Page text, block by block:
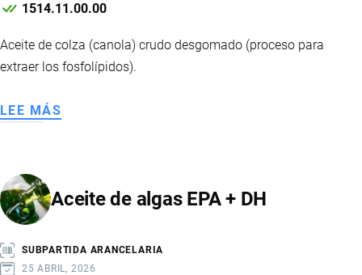
1514.11.00.00
Aceite de colza (canola) crudo desgomado (proceso para
extraer los fosfolípidos).
LEE MÁS
CRUDO
Aceite de algas EPA + DH
SUBPARTIDA ARANCELARIA
25 ABRIL, 2026